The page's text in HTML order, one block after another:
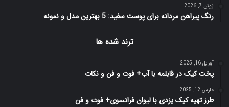
ژوئن 7, 2026
رنگ پیراهن مردانه برای پوست سفید: 5 بهترین مدل و نمونه
ترند شده ها
آوریل 16, 2025
پخت کیک در قابلمه با آب+ فوت و فن و نکات
مارس 12, 2025
طرز تهیه کیک یزدی با لیوان فرانسوی+ فوت و فن